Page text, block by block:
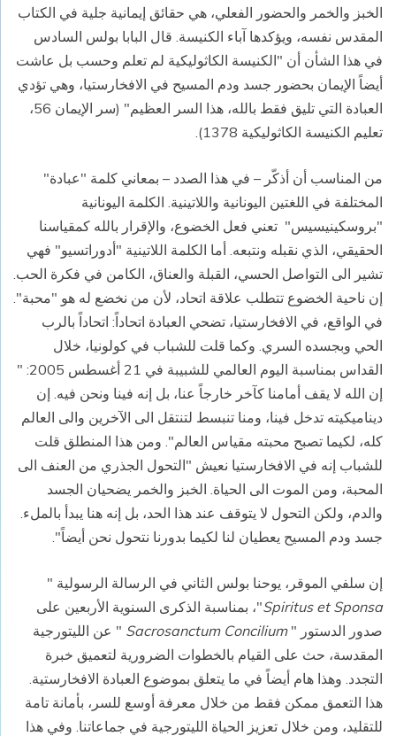
الخبز والخمر والحضور الفعلي، هي حقائق إيمانية جلية في الكتاب
المقدس نفسه، ويؤكدها آباء الكنيسة. قال البابا بولس السادس
في هذا الشأن أن "الكنيسة الكاثوليكية لم تعلم وحسب بل عاشت
أيضاً الإيمان بحضور جسد ودم المسيح في الافخارستيا، وهي تؤدي
العبادة التي تليق فقط بالله، هذا السر العظيم" (سر الإيمان 56،
تعليم الكنيسة الكاثوليكية 1378).
من المناسب أن أذكّر – في هذا الصدد – بمعاني كلمة "عبادة"
المختلفة في اللغتين اليونانية واللاتينية. الكلمة اليونانية
"بروسكينيسيس" تعني فعل الخضوع، والإقرار بالله كمقياسنا
الحقيقي، الذي نقبله ونتبعه. أما الكلمة اللاتينية "أدوراتسيو" فهي
تشير الى التواصل الحسي، القبلة والعناق، الكامن في فكرة الحب.
إن ناحية الخضوع تتطلب علاقة اتحاد، لأن من نخضع له هو "محبة".
في الواقع، في الافخارستيا، تضحي العبادة اتحاداً: اتحاداً بالرب
الحي وبجسده السري. وكما قلت للشباب في كولونيا، خلال
القداس بمناسبة اليوم العالمي للشبيبة في 21 أغسطس 2005: "
إن الله لا يقف أمامنا كآخر خارجاً عنا، بل إنه فينا ونحن فيه. إن
ديناميكيته تدخل فينا، ومنا تنبسط لتنتقل الى الآخرين والى العالم
كله، لكيما تصبح محبته مقياس العالم". ومن هذا المنطلق قلت
للشباب إنه في الافخارستيا نعيش "التحول الجذري من العنف الى
المحبة، ومن الموت الى الحياة. الخبز والخمر يضحيان الجسد
والدم، ولكن التحول لا يتوقف عند هذا الحد، بل إنه هنا يبدأ بالملء.
جسد ودم المسيح يعطيان لنا لكيما بدورنا نتحول نحن أيضاً".
إن سلفي الموقر، يوحنا بولس الثاني في الرسالة الرسولية "
Spiritus et Sponsa"، بمناسبة الذكرى السنوية الأربعين على
صدور الدستور " Sacrosanctum Concilium " عن الليتورجية
المقدسة، حث على القيام بالخطوات الضرورية لتعميق خبرة
التجدد. وهذا هام أيضاً في ما يتعلق بموضوع العبادة الافخارستية.
هذا التعمق ممكن فقط من خلال معرفة أوسع للسر، بأمانة تامة
للتقليد، ومن خلال تعزيز الحياة الليتورجية في جماعاتنا. وفي هذا